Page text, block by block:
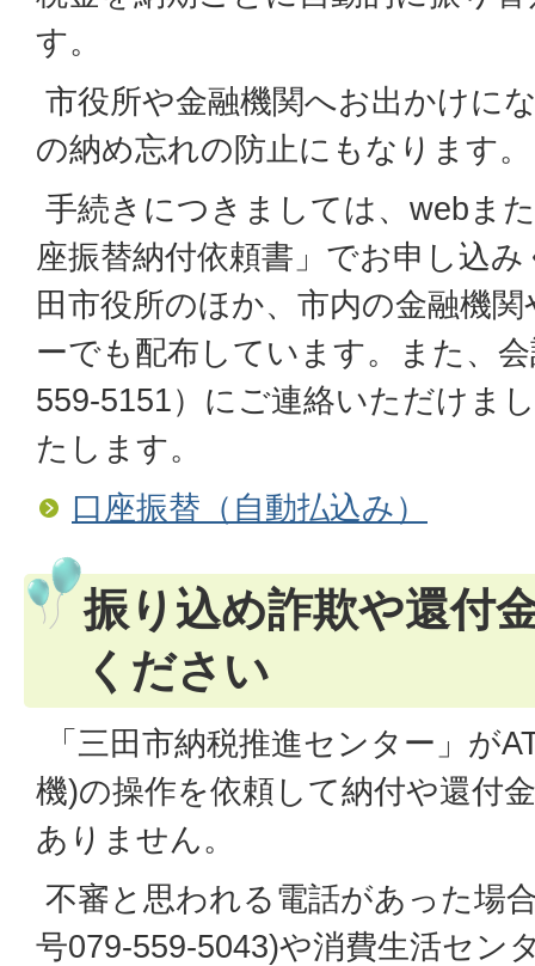
す。
市役所や金融機関へお出かけに
の納め忘れの防止にもなります。
手続きにつきましては、webま
座振替納付依頼書」でお申し込
田市役所のほか、市内の金融機
ーでも配布しています。また、
559-5151）にご連絡いただけま
たします。
口座振替（自動払込み）
振り込め詐欺や還付
ください
「三田市納税推進センター」が
機)の操作を依頼して納付や還付
ありません。
不審と思われる電話があった場
号079-559-5043)や消費生活セン